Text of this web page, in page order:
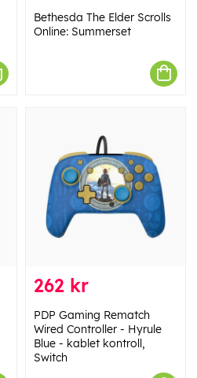
Bethesda The Elder Scrolls
Online: Summerset
262 kr
PDP Gaming Rematch
Wired Controller - Hyrule
Blue - kablet kontroll,
Switch